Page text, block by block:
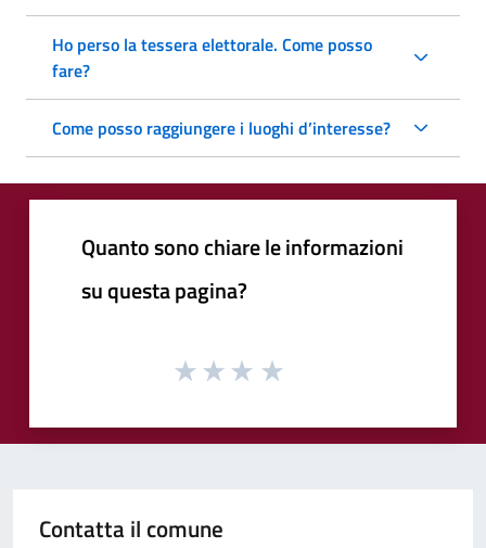
Ho perso la tessera elettorale. Come posso
fare?
Come posso raggiungere i luoghi d’interesse?
Quanto sono chiare le informazioni
su questa pagina?
Contatta il comune